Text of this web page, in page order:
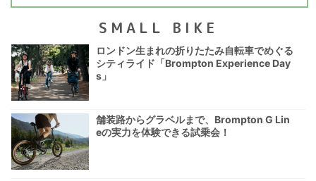
SMALL BIKE
ロンドン生まれの折りたたみ自転車でめぐる
シティライド「Brompton Experience Day
s」
舗装路からグラベルまで、Brompton G Lin
eの実力を体験できる試乗会！